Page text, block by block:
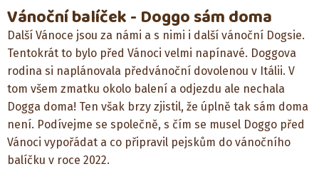
Vánoční balíček - Doggo sám doma
Další Vánoce jsou za námi a s nimi i další vánoční Dogsie.
Tentokrát to bylo před Vánoci velmi napínavé. Doggova
rodina si naplánovala předvánoční dovolenou v Itálii. V
tom všem zmatku okolo balení a odjezdu ale nechala
Dogga doma! Ten však brzy zjistil, že úplně tak sám doma
není. Podívejme se společně, s čím se musel Doggo před
Vánoci vypořádat a co připravil pejskům do vánočního
balíčku v roce 2022.